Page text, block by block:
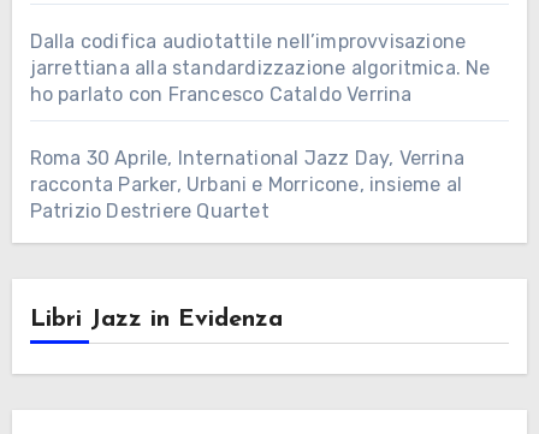
Dalla codifica audiotattile nell’improvvisazione
jarrettiana alla standardizzazione algoritmica. Ne
ho parlato con Francesco Cataldo Verrina
Roma 30 Aprile, International Jazz Day, Verrina
racconta Parker, Urbani e Morricone, insieme al
Patrizio Destriere Quartet
Libri Jazz in Evidenza